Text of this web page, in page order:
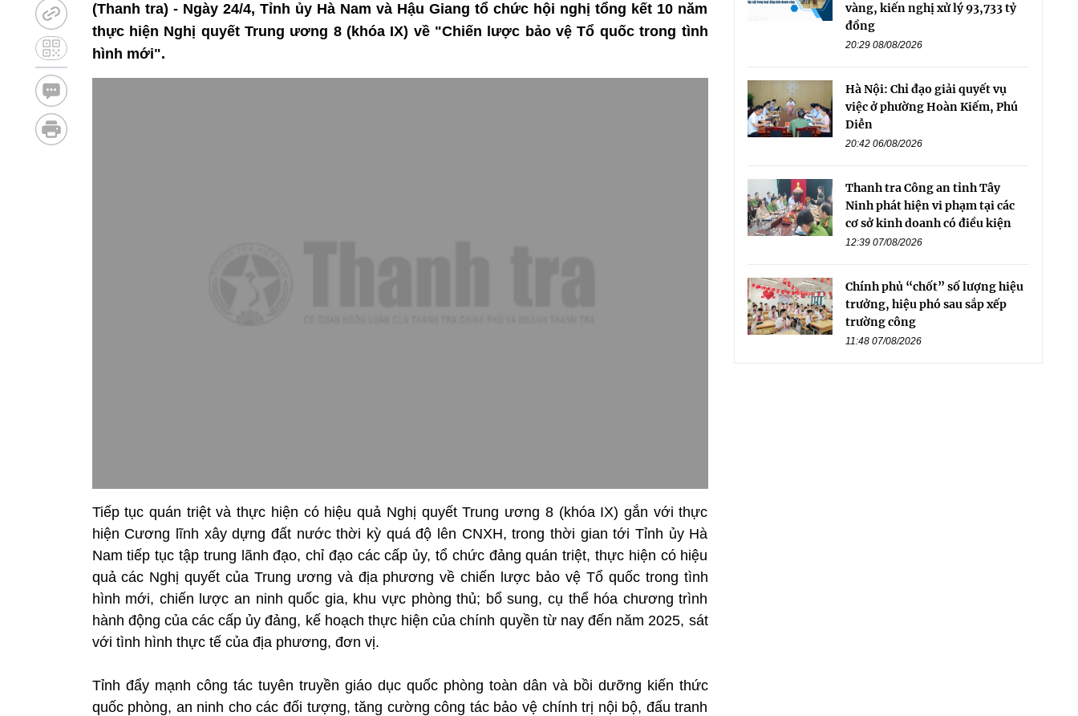
(Thanh tra) - Ngày 24/4, Tỉnh ủy Hà Nam và Hậu Giang tổ chức hội nghị tổng kết 10 năm
thực hiện Nghị quyết Trung ương 8 (khóa IX) về "Chiến lược bảo vệ Tổ quốc trong tình
hình mới".
Tiếp tục quán triệt và thực hiện có hiệu quả Nghị quyết Trung ương 8 (khóa IX) gắn với thực
hiện Cương lĩnh xây dựng đất nước thời kỳ quá độ lên CNXH, trong thời gian tới Tỉnh ủy Hà
Nam tiếp tục tập trung lãnh đạo, chỉ đạo các cấp ủy, tổ chức đảng quán triệt, thực hiện có hiệu
quả các Nghị quyết của Trung ương và địa phương về chiến lược bảo vệ Tổ quốc trong tình
hình mới, chiến lược an ninh quốc gia, khu vực phòng thủ; bổ sung, cụ thể hóa chương trình
hành động của các cấp ủy đảng, kế hoạch thực hiện của chính quyền từ nay đến năm 2025, sát
với tình hình thực tế của địa phương, đơn vị.
Tỉnh đẩy mạnh công tác tuyên truyền giáo dục quốc phòng toàn dân và bồi dưỡng kiến thức
quốc phòng, an ninh cho các đối tượng, tăng cường công tác bảo vệ chính trị nội bộ, đấu tranh
vàng, kiến nghị xử lý 93,733 tỷ
đồng
20:29 08/08/2026
Hà Nội: Chỉ đạo giải quyết vụ
việc ở phường Hoàn Kiếm, Phú
Diễn
20:42 06/08/2026
Thanh tra Công an tỉnh Tây
Ninh phát hiện vi phạm tại các
cơ sở kinh doanh có điều kiện
12:39 07/08/2026
Chính phủ “chốt” số lượng hiệu
trưởng, hiệu phó sau sắp xếp
trường công
11:48 07/08/2026